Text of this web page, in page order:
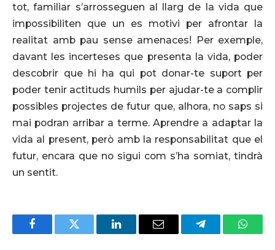
tot, familiar s’arrosseguen al llarg de la vida que
impossibiliten que un es motivi per afrontar la
realitat amb pau sense amenaces! Per exemple,
davant les incerteses que presenta la vida, poder
descobrir que hi ha qui pot donar-te suport per
poder tenir actituds humils per ajudar-te a complir
possibles projectes de futur que, alhora, no saps si
mai podran arribar a terme. Aprendre a adaptar la
vida al present, però amb la responsabilitat que el
futur, encara que no sigui com s’ha somiat, tindrà
un sentit.
FacebookTwitter LinkedInEmail Telegram